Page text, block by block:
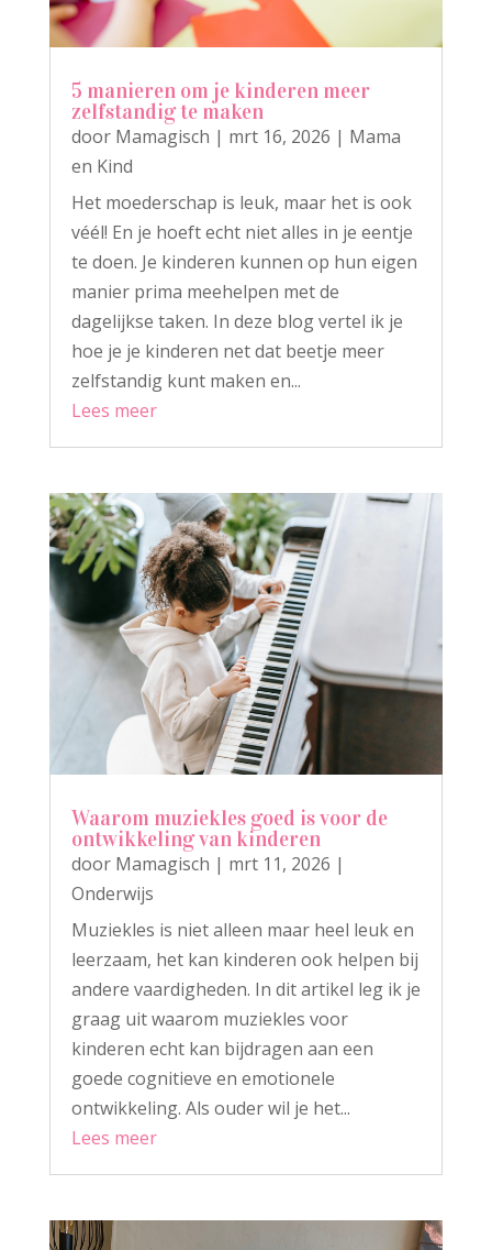
5 manieren om je kinderen meer
zelfstandig te maken
door Mamagisch | mrt 16, 2026 | Mama
en Kind
Het moederschap is leuk, maar het is ook
véél! En je hoeft echt niet alles in je eentje
te doen. Je kinderen kunnen op hun eigen
manier prima meehelpen met de
dagelijkse taken. In deze blog vertel ik je
hoe je je kinderen net dat beetje meer
zelfstandig kunt maken en...
Lees meer
Waarom muziekles goed is voor de
ontwikkeling van kinderen
door Mamagisch | mrt 11, 2026 |
Onderwijs
Muziekles is niet alleen maar heel leuk en
leerzaam, het kan kinderen ook helpen bij
andere vaardigheden. In dit artikel leg ik je
graag uit waarom muziekles voor
kinderen echt kan bijdragen aan een
goede cognitieve en emotionele
ontwikkeling. Als ouder wil je het...
Lees meer